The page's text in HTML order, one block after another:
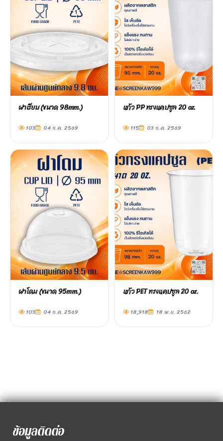
ฝาเรียบ (ขนาด 98mm.)
103 04 ก.ค. 2569
แก้ว PP ทรงแคปซูล 20 oz.
115 03 ก.ค. 2569
ฝาโดม (ขนาด 95mm.)
103 04 ก.ค. 2569
แก้ว PET ทรงแคปซูล 20 oz.
18,918 18 พ.ย. 2562
ข้อมูลติดต่อ